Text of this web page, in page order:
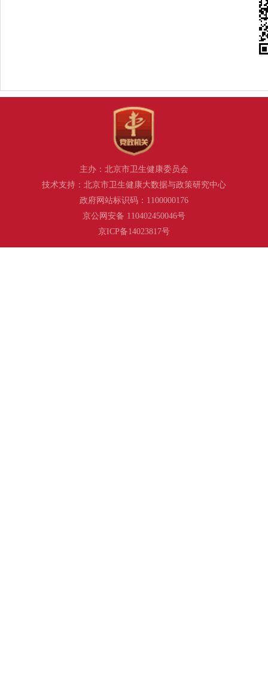
主办：北京市卫生健康委员会
技术支持：北京市卫生健康大数据与政策研究中心
政府网站标识码：1100000176
京公网安备 110402450046号
京ICP备14023817号